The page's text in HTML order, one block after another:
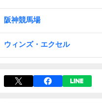
阪神競馬場
ウィンズ・エクセル